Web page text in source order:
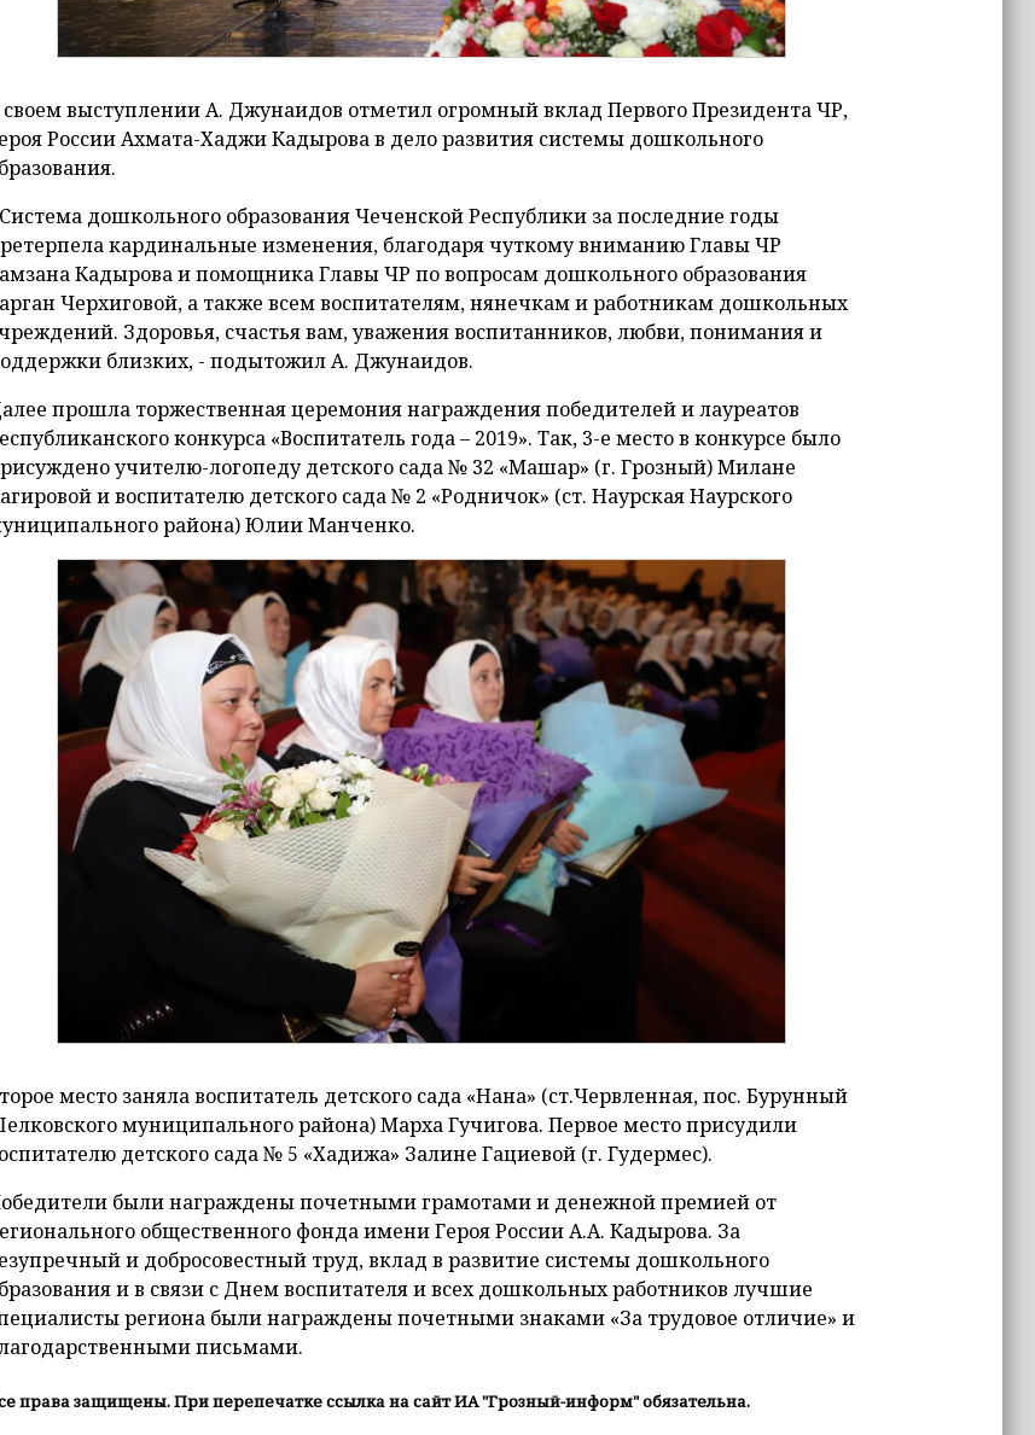
своем выступлении А. Джунаидов отметил огромный вклад Первого Президента ЧР,
России Ахмата-Хаджи Кадырова в дело развития системы дошкольного
дошкольного образования Чеченской Республики за последние годы
кардинальные изменения, благодаря чуткому вниманию Главы ЧР
Кадырова и помощника Главы ЧР по вопросам дошкольного образования
Черхиговой, а также всем воспитателям, нянечкам и работникам дошкольных
Здоровья, счастья вам, уважения воспитанников, любви, понимания и
близких, - подытожил А. Джунаидов.
прошла торжественная церемония награждения победителей и лауреатов
конкурса «Воспитатель года – 2019». Так, 3-е место в конкурсе было
учителю-логопеду детского сада № 32 «Машар» (г. Грозный) Милане
и воспитателю детского сада № 2 «Родничок» (ст. Наурская Наурского
района) Юлии Манченко.
место заняла воспитатель детского сада «Нана» (ст.Червленная, пос. Бурунный
муниципального района) Марха Гучигова. Первое место присудили
детского сада № 5 «Хадижа» Залине Гациевой (г. Гудермес).
были награждены почетными грамотами и денежной премией от
общественного фонда имени Героя России А.А. Кадырова. За
и добросовестный труд, вклад в развитие системы дошкольного
и в связи с Днем воспитателя и всех дошкольных работников лучшие
региона были награждены почетными знаками «За трудовое отличие» и
письмами.
права защищены. При перепечатке ссылка на сайт ИА "Грозный-информ" обязательна.